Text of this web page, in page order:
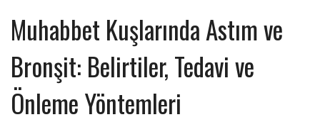
Muhabbet Kuşlarında Astım ve
Bronşit: Belirtiler, Tedavi ve
Önleme Yöntemleri